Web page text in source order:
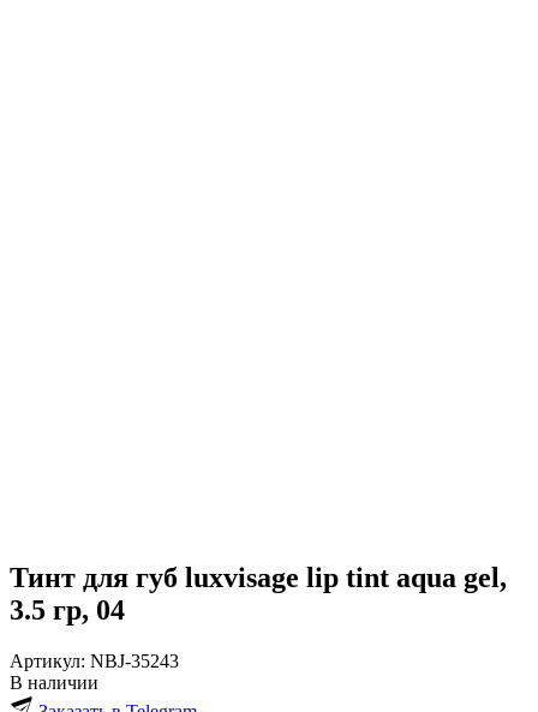
Тинт для губ luxvisage lip tint aqua gel,
3.5 гр, 04
Артикул: NBJ-35243
В наличии